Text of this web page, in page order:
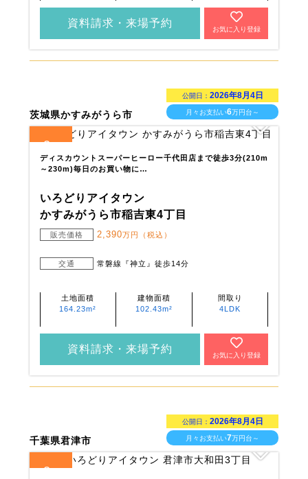
資料請求・来場予約
お気に入り登録
茨城県かすみがうら市
公開日： 2026年8月4日
月々お支払い6万円台～
2
ディスカウントスーパーヒーロー千代田店まで徒歩3分(210m
～230m)毎日のお買い物に…
いろどりアイタウン
かすみがうら市稲吉東4丁目
販売価格 2,390万円（税込）
交通 常磐線『神立』徒歩14分
土地面積
164.23m²
建物面積
102.43m²
間取り
4LDK
資料請求・来場予約
お気に入り登録
千葉県君津市
公開日： 2026年8月4日
月々お支払い7万円台～
2